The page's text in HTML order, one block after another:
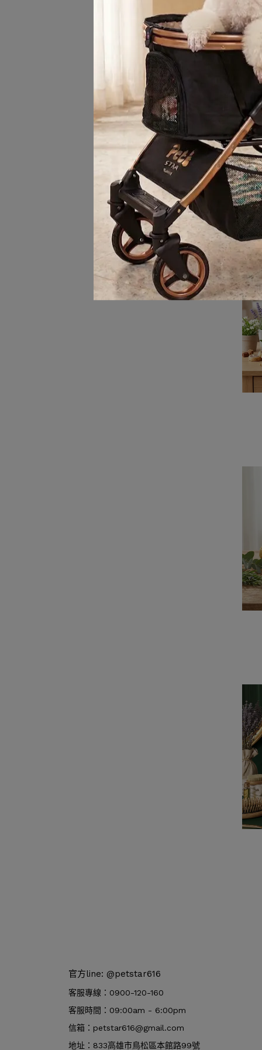
官方line: @petstar616
客服專線：0900-120-160
客服時間：09:00am - 6:00pm
信箱：petstar616@gmail.com
地址：833高雄市鳥松區本館路99號